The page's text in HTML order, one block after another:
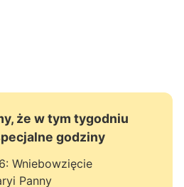
że w tym tygodniu
godziny
Wniebowzięcie
Panny